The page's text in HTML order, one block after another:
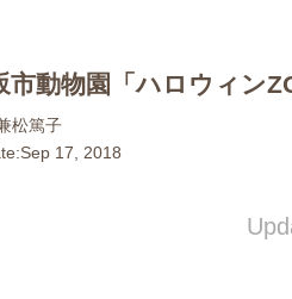
市動物園「ハロウィン
松篤子
Sep 17, 2018